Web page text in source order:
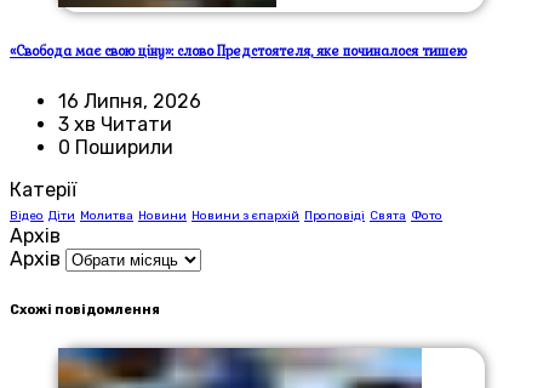
«Свобода має свою ціну»: слово Предстоятеля, яке починалося тишею
16 Липня, 2026
3 хв Читати
0 Поширили
Катерії
Відео Діти Молитва Новини Новини з єпархій Проповіді Свята Фото
Архів
Архів
Схожі повідомлення